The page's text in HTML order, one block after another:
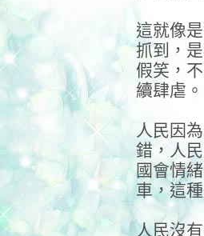
這就像
抓到，
假笑，
續肆虐。
人民因
錯，人
國會情
車，這
人民沒